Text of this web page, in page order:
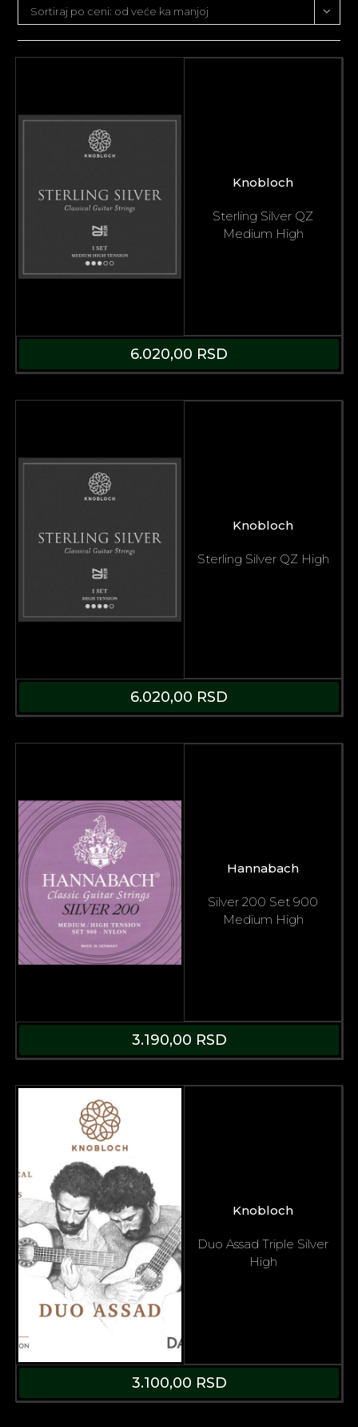
Sortiraj po ceni: od veće ka manjoj
Knobloch
Sterling Silver QZ
Medium High
6.020,00 RSD
Knobloch
Sterling Silver QZ High
6.020,00 RSD
Hannabach
Silver 200 Set 900
Medium High
3.190,00 RSD
Knobloch
Duo Assad Triple Silver
High
3.100,00 RSD